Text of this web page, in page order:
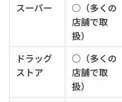
スーパー
○（多くの
店舗で取
扱）
ドラッグ
ストア
○（多くの
店舗で取
扱）